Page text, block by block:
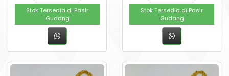
Stok Tersedia di Pasir
Gudang
Stok Tersedia di Pasir
Gudang